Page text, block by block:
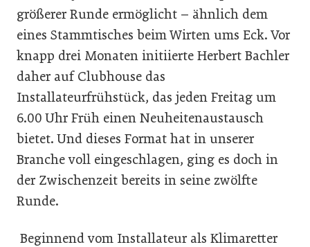
größerer Runde ermöglicht – ähnlich dem
eines Stammtisches beim Wirten ums Eck. Vor
knapp drei Monaten initiierte Herbert Bachler
daher auf Clubhouse das
Installateurfrühstück, das jeden Freitag um
6.00 Uhr Früh einen Neuheitenaustausch
bietet. Und dieses Format hat in unserer
Branche voll eingeschlagen, ging es doch in
der Zwischenzeit bereits in seine zwölfte
Runde.
Beginnend vom Installateur als Klimaretter